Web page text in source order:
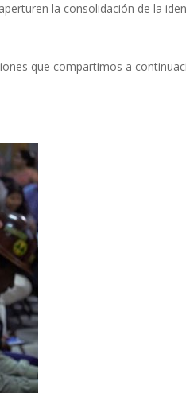
la consolidación de la
que compartimos a